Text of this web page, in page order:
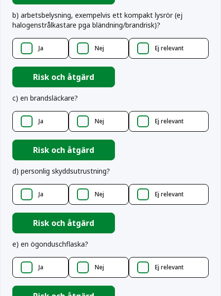
b) arbetsbelysning, exempelvis ett kompakt lysrör (ej
halogenstrålkastare pga bländning/brandrisk)?
Ja Nej Ej relevant
Risk och åtgärd
c) en brandsläckare?
Ja Nej Ej relevant
Risk och åtgärd
d) personlig skyddsutrustning?
Ja Nej Ej relevant
Risk och åtgärd
e) en ögonduschflaska?
Ja Nej Ej relevant